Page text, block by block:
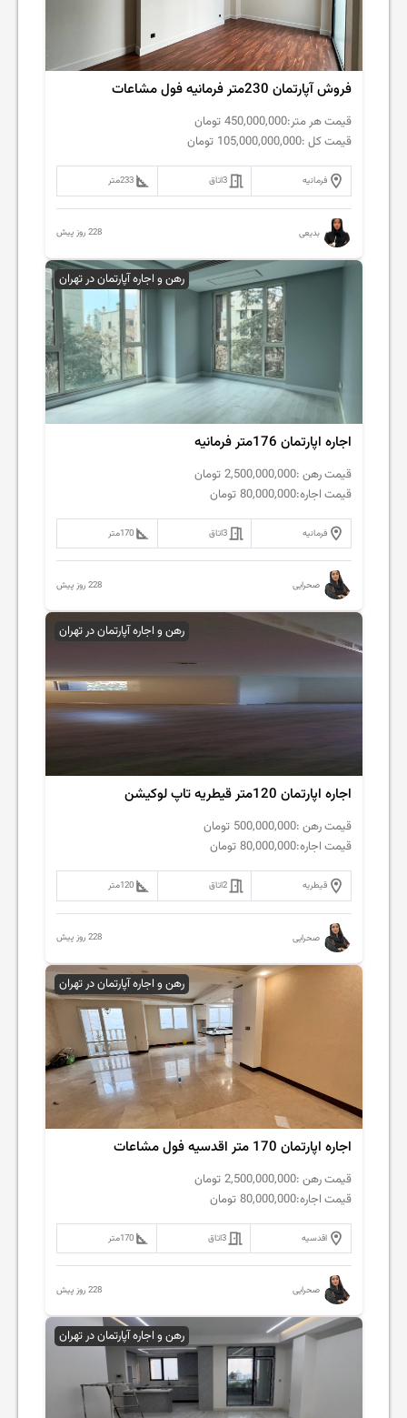
فروش آپارتمان 230متر فرمانیه فول مشاعات
قیمت هر متر:450,000,000 تومان
قیمت کل :105,000,000,000 تومان
فرمانیه 3اتاق 233متر
بدیعی 228 روز پیش
رهن و اجاره آپارتمان در تهران
اجاره اپارتمان 176متر فرمانیه
قیمت رهن :2,500,000,000 تومان
قیمت اجاره:80,000,000 تومان
فرمانیه 3اتاق 170متر
صحرایی 228 روز پیش
رهن و اجاره آپارتمان در تهران
اجاره اپارتمان 120متر قیطریه تاپ لوکیشن
قیمت رهن :500,000,000 تومان
قیمت اجاره:80,000,000 تومان
قیطریه 2اتاق 120متر
صحرایی 228 روز پیش
رهن و اجاره آپارتمان در تهران
اجاره اپارتمان 170 متر اقدسیه فول مشاعات
قیمت رهن :2,500,000,000 تومان
قیمت اجاره:80,000,000 تومان
اقدسیه 3اتاق 170متر
صحرایی 228 روز پیش
رهن و اجاره آپارتمان در تهران